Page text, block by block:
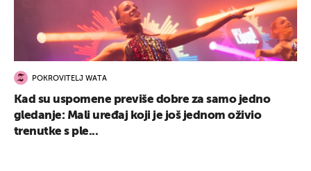
POKROVITELJ WATA
Kad su uspomene previše dobre za samo jedno
gledanje: Mali uređaj koji je još jednom oživio
trenutke s ple...